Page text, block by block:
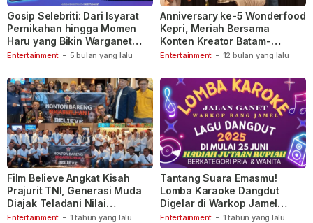
Entertainment - 5 bulan yang lalu
Gosip Selebriti: Dari Isyarat
Pernikahan hingga Momen
Haru yang Bikin Warganet
Berspekulasi
Entertainment - 12 bulan yang lalu
Anniversary ke-5 Wonderfood
Kepri, Meriah Bersama
Konten Kreator Batam-
Tanjungpinang
Entertainment - 1 tahun yang lalu
Film Believe Angkat Kisah
Prajurit TNI, Generasi Muda
Diajak Teladani Nilai
Keberanian
Entertainment - 1 tahun yang lalu
Tantang Suara Emasmu!
Lomba Karaoke Dangdut
Digelar di Warkop Jamel
Ganet